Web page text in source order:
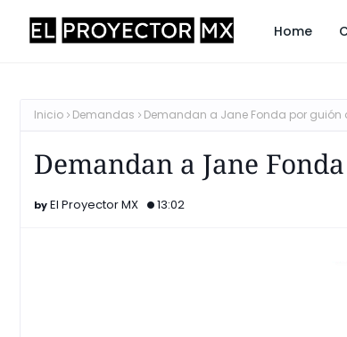
Home
Inicio Demandas Demandan a Jane Fonda por guión
Demandan a Jane
El Proyector MX 13:02